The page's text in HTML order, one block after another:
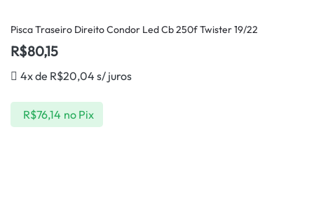
Pisca Traseiro Direito Condor Led Cb 250f Twister 19/22
R$80,15
4x de R$20,04 s/ juros
R$76,14 no Pix